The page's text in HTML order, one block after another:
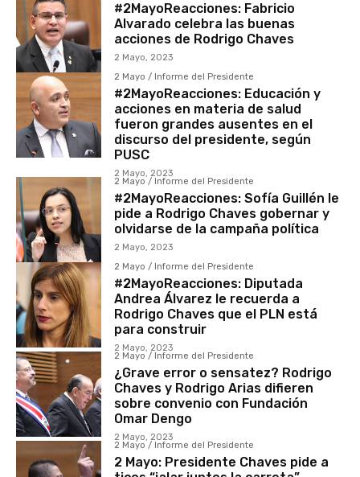
#2MayoReacciones: Fabricio
Alvarado celebra las buenas
acciones de Rodrigo Chaves
2 Mayo, 2023
2 Mayo / Informe del Presidente
#2MayoReacciones: Educación y
acciones en materia de salud
fueron grandes ausentes en el
discurso del presidente, según
PUSC
2 Mayo, 2023
2 Mayo / Informe del Presidente
#2MayoReacciones: Sofía Guillén le
pide a Rodrigo Chaves gobernar y
olvidarse de la campaña política
2 Mayo, 2023
2 Mayo / Informe del Presidente
#2MayoReacciones: Diputada
Andrea Álvarez le recuerda a
Rodrigo Chaves que el PLN está
para construir
2 Mayo, 2023
2 Mayo / Informe del Presidente
¿Grave error o sensatez? Rodrigo
Chaves y Rodrigo Arias difieren
sobre convenio con Fundación
Omar Dengo
2 Mayo, 2023
2 Mayo / Informe del Presidente
2 Mayo: Presidente Chaves pide a